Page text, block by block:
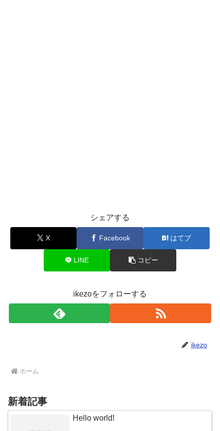
シェアする
X Facebook はてブ
LINE コピー
ikezoをフォローする
ikezo
ホーム
新着記事
Hello world!